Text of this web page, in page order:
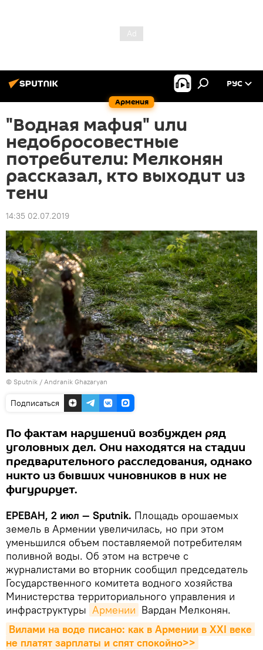
Армения
РУС
"Водная мафия" или
недобросовестные
потребители: Мелконян
рассказал, кто выходит из
тени
14:35 02.07.2019
© Sputnik / Andranik Ghazaryan
Подписаться
По фактам нарушений возбужден ряд
уголовных дел. Они находятся на стадии
предварительного расследования, однако
никто из бывших чиновников в них не
фигурирует.
ЕРЕВАН, 2 июл — Sputnik. Площадь орошаемых
земель в Армении увеличилась, но при этом
уменьшился объем поставляемой потребителям
поливной воды. Об этом на встрече с
журналистами во вторник сообщил председатель
Государственного комитета водного хозяйства
Министерства территориального управления и
инфраструктуры Армении Вардан Мелконян.
Вилами на воде писано: как в Армении в XXI веке
не платят зарплаты и спят спокойно>>